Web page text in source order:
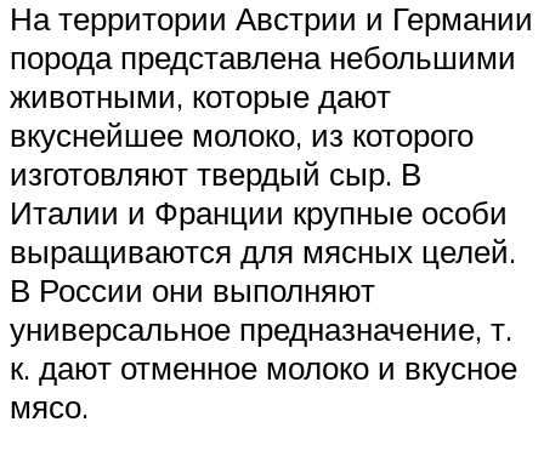
На территории Австрии и Германии
порода представлена небольшими
животными, которые дают
вкуснейшее молоко, из которого
изготовляют твердый сыр. В
Италии и Франции крупные особи
выращиваются для мясных целей.
В России они выполняют
универсальное предназначение, т.
к. дают отменное молоко и вкусное
мясо.